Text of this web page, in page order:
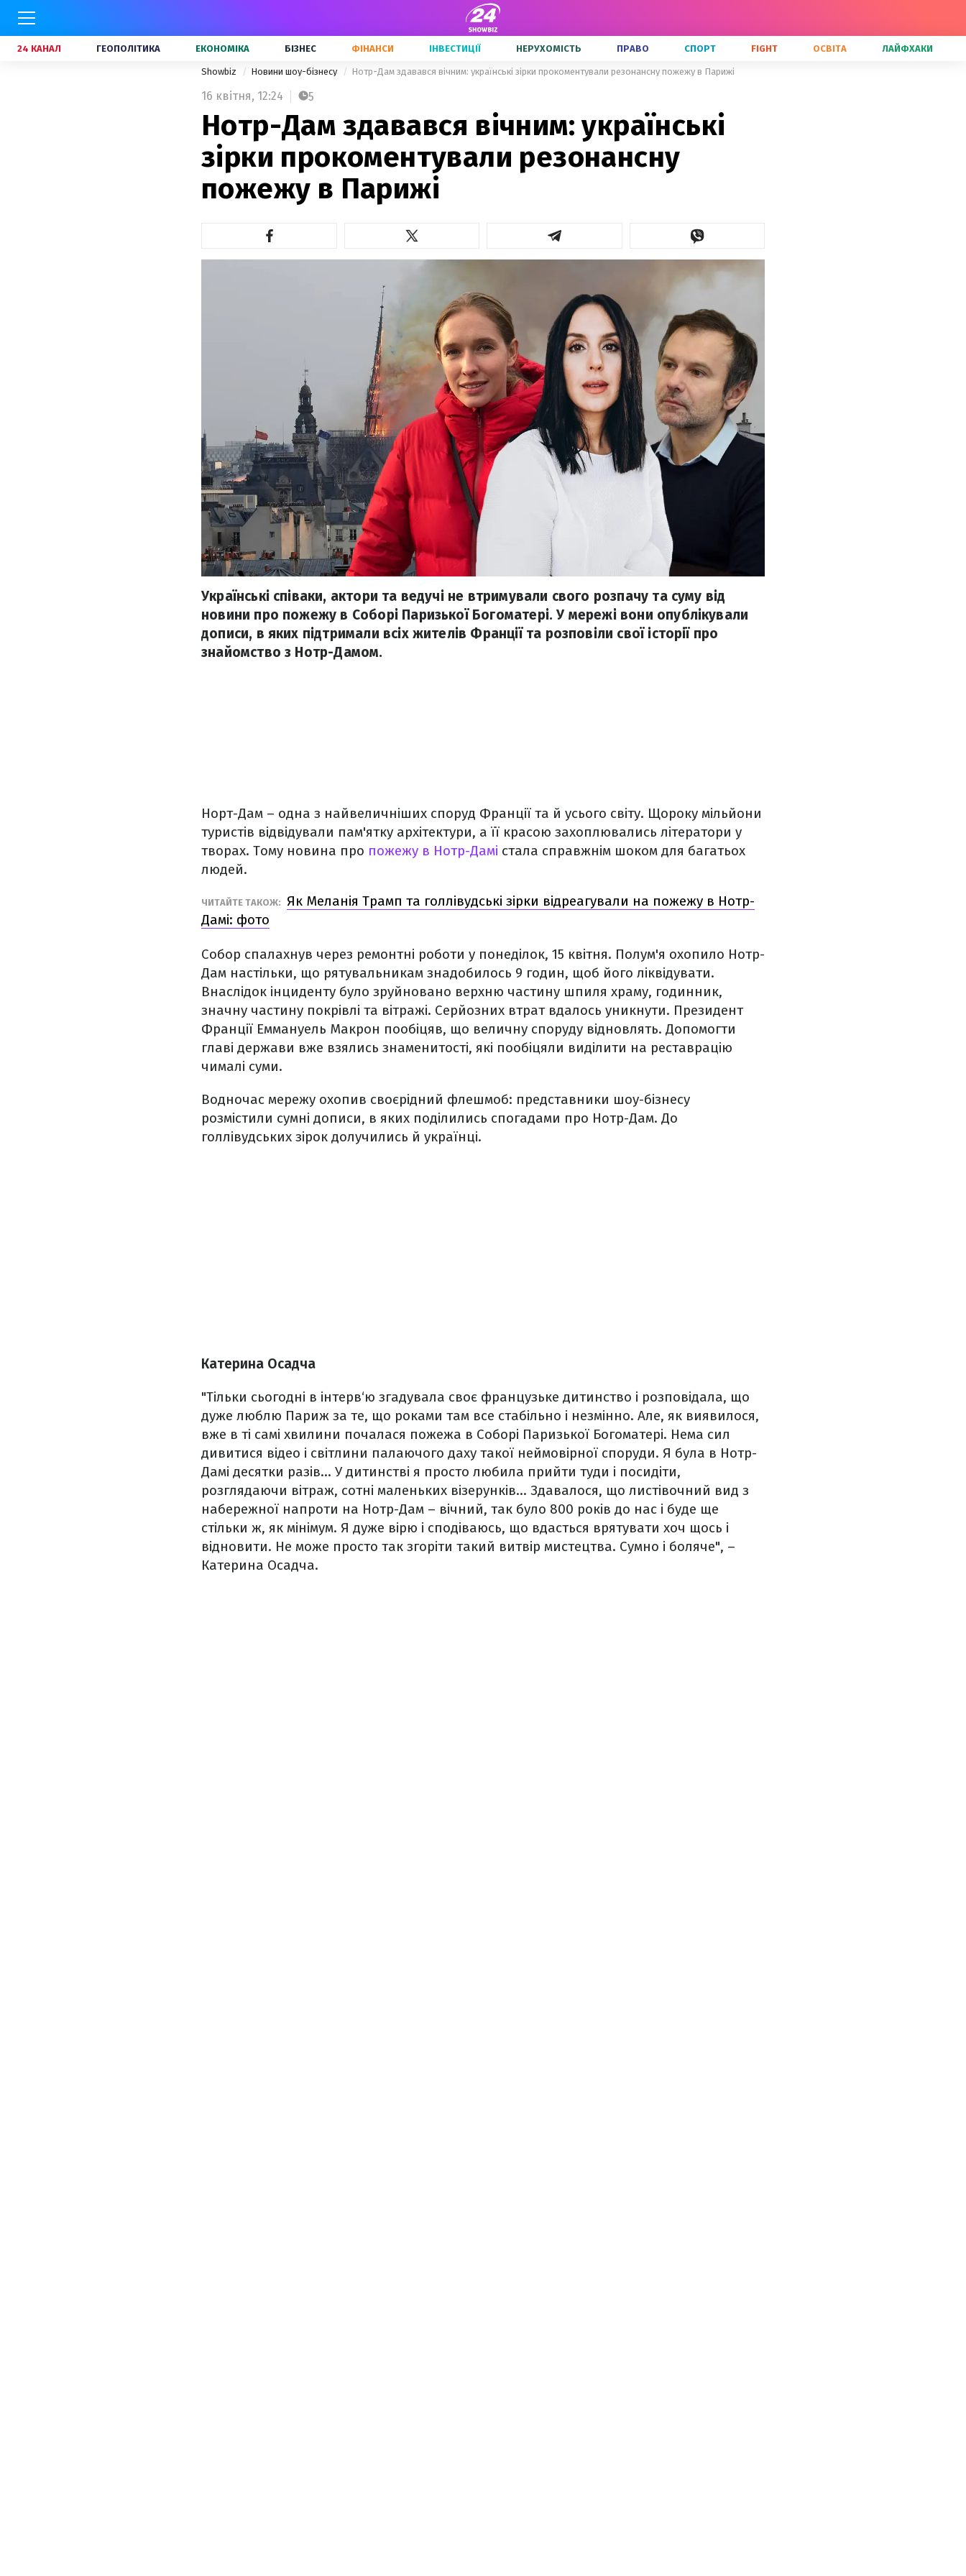
24 КАНАЛ ГЕОПОЛІТИКА ЕКОНОМІКА БІЗНЕС ФІНАНСИ ІНВЕСТИЦІЇ НЕРУХОМІСТЬ ПРАВО СПОРТ FIGHT ОСВІТА ЛАЙФХАКИ
Showbiz Новини шоу-бізнесу Нотр-Дам здавався вічним: українські зірки прокоментували резонансну пожежу в Парижі
16 квітня, 12:24 5
Нотр-Дам здавався вічним: українські
зірки прокоментували резонансну
пожежу в Парижі
Українські співаки, актори та ведучі не втримували свого розпачу та суму від
новини про пожежу в Соборі Паризької Богоматері. У мережі вони опублікували
дописи, в яких підтримали всіх жителів Франції та розповіли свої історії про
знайомство з Нотр-Дамом.
Норт-Дам – одна з найвеличніших споруд Франції та й усього світу. Щороку мільйони
туристів відвідували пам'ятку архітектури, а її красою захоплювались літератори у
творах. Тому новина про пожежу в Нотр-Дамі стала справжнім шоком для багатьох
людей.
ЧИТАЙТЕ ТАКОЖ: Як Меланія Трамп та голлівудські зірки відреагували на пожежу в Нотр-
Дамі: фото
Собор спалахнув через ремонтні роботи у понеділок, 15 квітня. Полум'я охопило Нотр-
Дам настільки, що рятувальникам знадобилось 9 годин, щоб його ліквідувати.
Внаслідок інциденту було зруйновано верхню частину шпиля храму, годинник,
значну частину покрівлі та вітражі. Серйозних втрат вдалось уникнути. Президент
Франції Еммануель Макрон пообіцяв, що величну споруду відновлять. Допомогти
главі держави вже взялись знаменитості, які пообіцяли виділити на реставрацію
чималі суми.
Водночас мережу охопив своєрідний флешмоб: представники шоу-бізнесу
розмістили сумні дописи, в яких поділились спогадами про Нотр-Дам. До
голлівудських зірок долучились й українці.
Катерина Осадча
"Тільки сьогодні в інтерв‘ю згадувала своє французьке дитинство і розповідала, що
дуже люблю Париж за те, що роками там все стабільно і незмінно. Але, як виявилося,
вже в ті самі хвилини почалася пожежа в Соборі Паризької Богоматері. Нема сил
дивитися відео і світлини палаючого даху такої неймовірної споруди. Я була в Нотр-
Дамі десятки разів... У дитинстві я просто любила прийти туди і посидіти,
розглядаючи вітраж, сотні маленьких візерунків... Здавалося, що листівочний вид з
набережної напроти на Нотр-Дам – вічний, так було 800 років до нас і буде ще
стільки ж, як мінімум. Я дуже вірю і сподіваюсь, що вдасться врятувати хоч щось і
відновити. Не може просто так згоріти такий витвір мистецтва. Сумно і боляче", –
Катерина Осадча.